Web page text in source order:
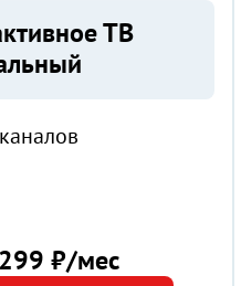
ТВ
299 ₽/мес